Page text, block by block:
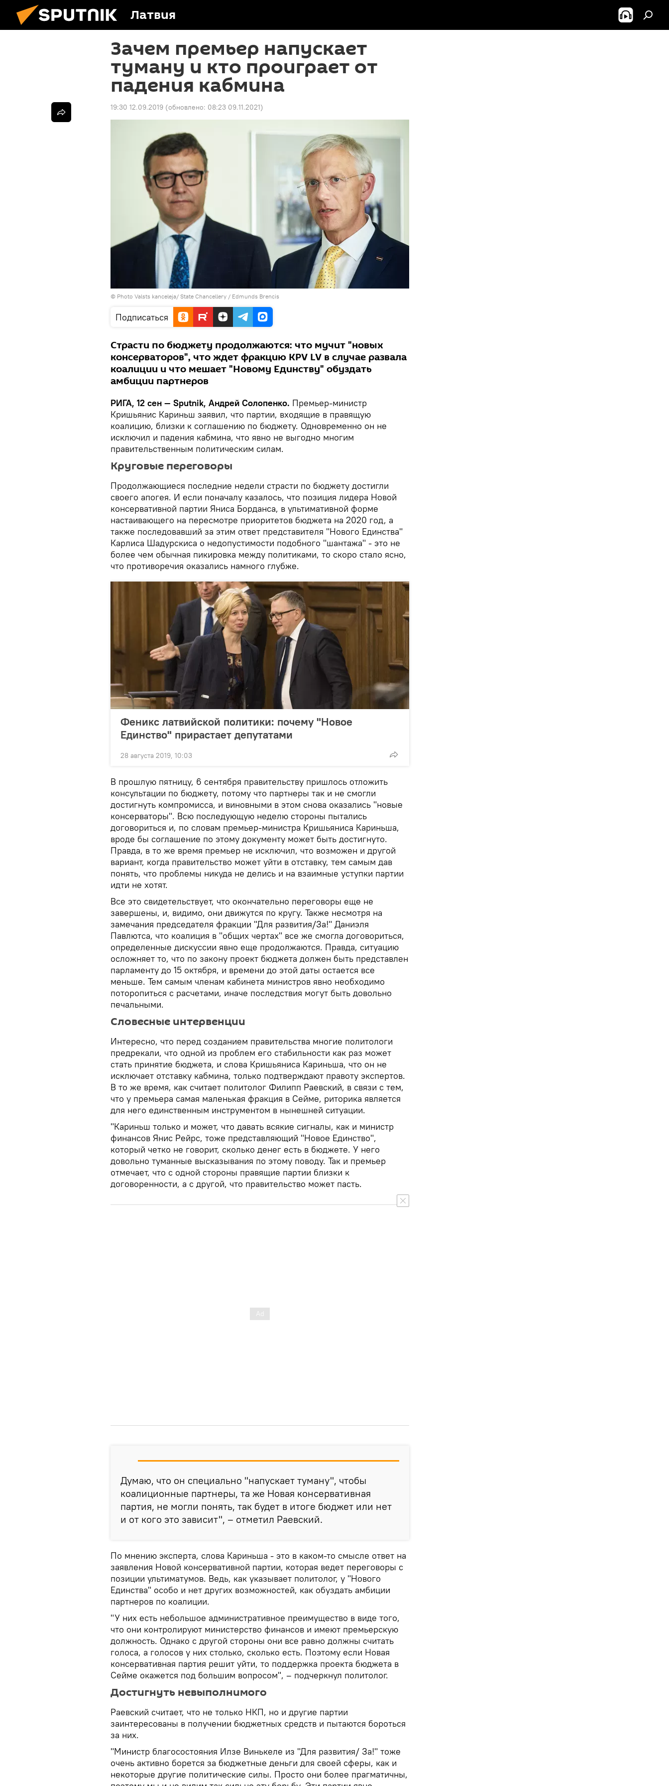
Латвия
Зачем премьер напускает
туману и кто проиграет от
падения кабмина
19:30 12.09.2019 (обновлено: 08:23 09.11.2021)
© Photo Valsts kanceleja/ State Chancellery / Edmunds Brencis
Подписаться
Страсти по бюджету продолжаются: что мучит "новых
консерваторов", что ждет фракцию KPV LV в случае развала
коалиции и что мешает "Новому Единству" обуздать
амбиции партнеров
РИГА, 12 сен — Sputnik, Андрей Солопенко. Премьер-министр
Кришьянис Кариньш заявил, что партии, входящие в правящую
коалицию, близки к соглашению по бюджету. Одновременно он не
исключил и падения кабмина, что явно не выгодно многим
правительственным политическим силам.
Круговые переговоры
Продолжающиеся последние недели страсти по бюджету достигли
своего апогея. И если поначалу казалось, что позиция лидера Новой
консервативной партии Яниса Борданса, в ультимативной форме
настаивающего на пересмотре приоритетов бюджета на 2020 год, а
также последовавший за этим ответ представителя "Нового Единства"
Карлиса Шадурскиса о недопустимости подобного "шантажа" - это не
более чем обычная пикировка между политиками, то скоро стало ясно,
что противоречия оказались намного глубже.
Феникс латвийской политики: почему "Новое
Единство" прирастает депутатами
28 августа 2019, 10:03
В прошлую пятницу, 6 сентября правительству пришлось отложить
консультации по бюджету, потому что партнеры так и не смогли
достигнуть компромисса, и виновными в этом снова оказались "новые
консерваторы". Всю последующую неделю стороны пытались
договориться и, по словам премьер-министра Кришьяниса Кариньша,
вроде бы соглашение по этому документу может быть достигнуто.
Правда, в то же время премьер не исключил, что возможен и другой
вариант, когда правительство может уйти в отставку, тем самым дав
понять, что проблемы никуда не делись и на взаимные уступки партии
идти не хотят.
Все это свидетельствует, что окончательно переговоры еще не
завершены, и, видимо, они движутся по кругу. Также несмотря на
замечания председателя фракции "Для развития/За!" Даниэля
Павлютса, что коалиция в "общих чертах" все же смогла договориться,
определенные дискуссии явно еще продолжаются. Правда, ситуацию
осложняет то, что по закону проект бюджета должен быть представлен
парламенту до 15 октября, и времени до этой даты остается все
меньше. Тем самым членам кабинета министров явно необходимо
поторопиться с расчетами, иначе последствия могут быть довольно
печальными.
Словесные интервенции
Интересно, что перед созданием правительства многие политологи
предрекали, что одной из проблем его стабильности как раз может
стать принятие бюджета, и слова Кришьяниса Кариньша, что он не
исключает отставку кабмина, только подтверждают правоту экспертов.
В то же время, как считает политолог Филипп Раевский, в связи с тем,
что у премьера самая маленькая фракция в Сейме, риторика является
для него единственным инструментом в нынешней ситуации.
"Кариньш только и может, что давать всякие сигналы, как и министр
финансов Янис Рейрс, тоже представляющий "Новое Единство",
который четко не говорит, сколько денег есть в бюджете. У него
довольно туманные высказывания по этому поводу. Так и премьер
отмечает, что с одной стороны правящие партии близки к
договоренности, а с другой, что правительство может пасть.
Думаю, что он специально "напускает туману", чтобы
коалиционные партнеры, та же Новая консервативная
партия, не могли понять, так будет в итоге бюджет или нет
и от кого это зависит", – отметил Раевский.
По мнению эксперта, слова Кариньша - это в каком-то смысле ответ на
заявления Новой консервативной партии, которая ведет переговоры с
позиции ультиматумов. Ведь, как указывает политолог, у "Нового
Единства" особо и нет других возможностей, как обуздать амбиции
партнеров по коалиции.
"У них есть небольшое административное преимущество в виде того,
что они контролируют министерство финансов и имеют премьерскую
должность. Однако с другой стороны они все равно должны считать
голоса, а голосов у них столько, сколько есть. Поэтому если Новая
консервативная партия решит уйти, то поддержка проекта бюджета в
Сейме окажется под большим вопросом", – подчеркнул политолог.
Достигнуть невыполнимого
Раевский считает, что не только НКП, но и другие партии
заинтересованы в получении бюджетных средств и пытаются бороться
за них.
"Министр благосостояния Илзе Винькеле из "Для развития/ За!" тоже
очень активно борется за бюджетные деньги для своей сферы, как и
некоторые другие политические силы. Просто они более прагматичны,